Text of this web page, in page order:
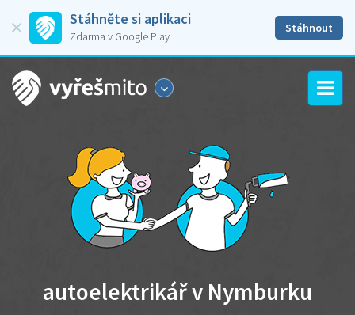
Stáhněte si aplikaci
Zdarma v Google Play
Stáhnout
autoelektrikář v Nymburku